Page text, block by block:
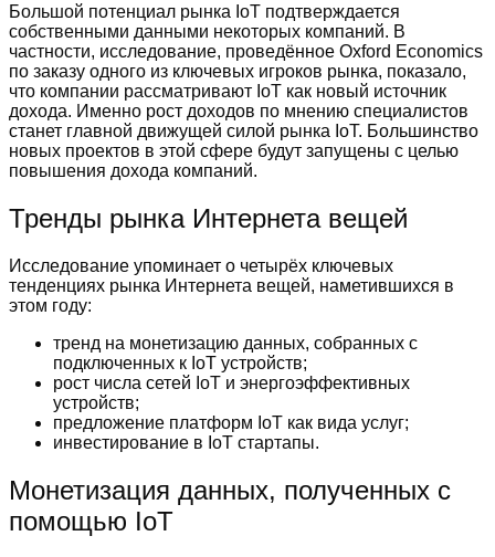
Большой потенциал рынка IoT подтверждается
собственными данными некоторых компаний. В
частности, исследование, проведённое Oxford Economics
по заказу одного из ключевых игроков рынка, показало,
что компании рассматривают IoT как новый источник
дохода. Именно рост доходов по мнению специалистов
станет главной движущей силой рынка IoT. Большинство
новых проектов в этой сфере будут запущены с целью
повышения дохода компаний.
Тренды рынка Интернета вещей
Исследование упоминает о четырёх ключевых
тенденциях рынка Интернета вещей, наметившихся в
этом году:
тренд на монетизацию данных, собранных с
подключенных к IoT устройств;
рост числа сетей IoT и энергоэффективных
устройств;
предложение платформ IoT как вида услуг;
инвестирование в IoT стартапы.
Монетизация данных, полученных с
помощью IoT